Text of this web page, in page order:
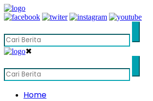
✖
Home